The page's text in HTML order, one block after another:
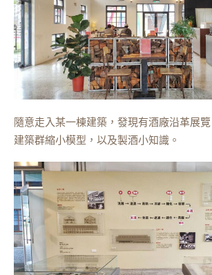
隨意走入某一棟建築，發現有酒廠沿革展
建築群縮小模型，以及製酒小知識。